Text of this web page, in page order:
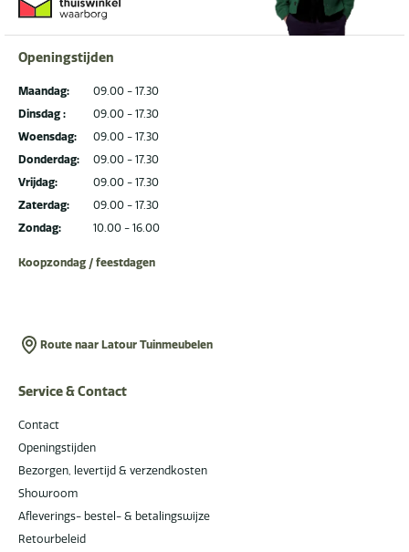
Openingstijden
Maandag:
Dinsdag :
Woensdag:
Donderdag:
Vrijdag:
Zaterdag:
Zondag:
09.00 - 17.30
09.00 - 17.30
09.00 - 17.30
09.00 - 17.30
09.00 - 17.30
09.00 - 17.30
10.00 - 16.00
Koopzondag / feestdagen
Route naar Latour Tuinmeubelen
Service & Contact
Contact
Openingstijden
Bezorgen, levertijd & verzendkosten
Showroom
Afleverings- bestel- & betalingswijze
Retourbeleid